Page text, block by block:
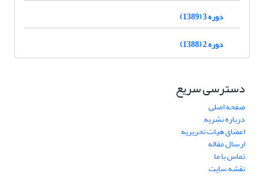
دوره 3 (1389)
دوره 2 (1388)
دسترسی سریع
صفحه اصلی
درباره نشریه
اعضای هیات تحریریه
ارسال مقاله
تماس با ما
نقشه سایت